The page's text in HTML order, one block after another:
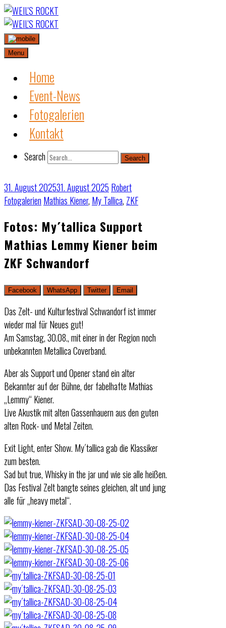
Skip
to
content
Menu
Home
Event-News
Fotogalerien
Kontakt
Search Search
31. August 202531. August 2025 Robert
Fotogalerien Mathias Kiener, My Tallica, ZKF
Fotos: My´tallica Support
Mathias Lemmy Kiener beim
ZKF Schwandorf
Facebook WhatsApp Twitter Email
Das Zelt- und Kulturfestival Schwandorf ist immer
wieder mal für Neues gut!
Am Samstag, 30.08., mit einer in der Region noch
unbekannten Metallica Coverband.
Aber als Support und Opener stand ein alter
Bekannter auf der Bühne, der fabelhafte Mathias
„Lemmy“ Kiener.
Live Akustik mit alten Gassenhauern aus den guten
alten Rock- und Metal Zeiten.
Exit Light, enter Show. My´tallica gab die Klassiker
zum besten.
Sad but true, Whisky in the jar und wie sie alle heißen.
Das Festival Zelt bangte seines gleichen, alt und jung
alle für „heavy metal“.